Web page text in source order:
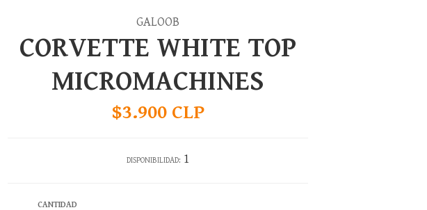
GALOOB
CORVETTE WHITE TOP
MICROMACHINES
$3.900 CLP
DISPONIBILIDAD: 1
CANTIDAD